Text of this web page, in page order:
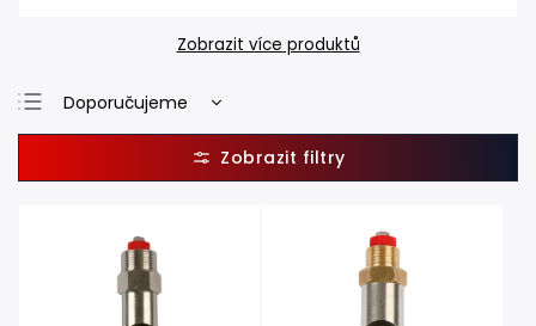
Zobrazit více produktů
Doporučujeme
Nejlevnější
Nejdražší
Abecedně